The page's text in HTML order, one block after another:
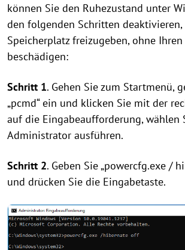
können Sie den Ruhezustand unter
den folgenden Schritten deaktivieren,
Speicherplatz freizugeben, ohne
beschädigen:
Schritt 1. Gehen Sie zum Startmenü,
„pcmd“ ein und klicken Sie mit der
auf die Eingabeaufforderung, wählen
Administrator ausführen.
Schritt 2. Geben Sie „powercfg.exe /
und drücken Sie die Eingabetaste.